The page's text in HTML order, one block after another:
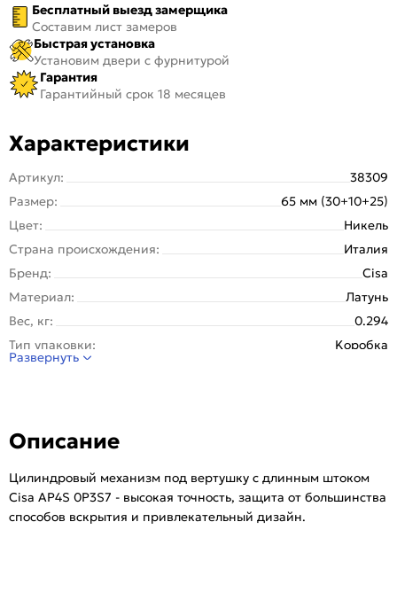
Бесплатный выезд замерщика
Составим лист замеров
Быстрая установка
Установим двери с фурнитурой
Гарантия
Гарантийный срок 18 месяцев
Характеристики
Артикул:
38309
Размер:
65 мм (30+10+25)
Цвет:
Никель
Страна происхождения:
Италия
Бренд:
Cisa
Материал:
Латунь
Вес, кг:
0.294
Тип упаковки:
Kоробка
Класс безопасности:
Количество ключей, шт:
Количество пинов:
Комплектация вертушкой:
Развернуть
Описание
Цилиндровый механизм под вертушку с длинным штоком
Cisa AP4S 0P3S7 - высокая точность, защита от большинства
способов вскрытия и привлекательный дизайн.